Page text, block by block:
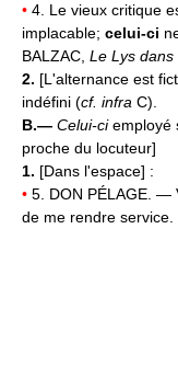
• 4. Le vieux critique
implacable; celui-ci
BALZAC, Le Lys dans
2. [L'alternance est
indéfini (cf. infra C).
B.— Celui-ciemployé
proche du locuteur]
1. [Dans l'espace] :
• 5. DON PÉLAGE. —
de me rendre service.